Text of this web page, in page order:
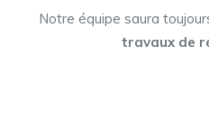
Notre équipe saura
travaux de